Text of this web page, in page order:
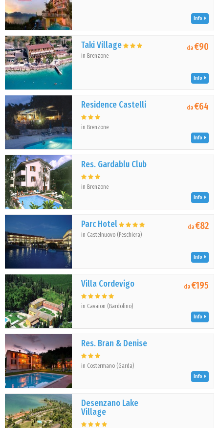
Info
Taki Village
in Brenzone
da€90
Info
Residence Castelli
in Brenzone
da€64
Info
Res. Gardablu Club
in Brenzone
Info
Parc Hotel
in Castelnuovo (Peschiera)
da€82
Info
Villa Cordevigo
in Cavaion (Bardolino)
da€195
Info
Res. Bran & Denise
in Costermano (Garda)
Info
Desenzano Lake
Village